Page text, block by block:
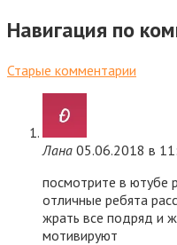
Навигация по
Старые комментарии
Лана 05.06.2018 в
посмотрите в ютубе
отличные ребята
жрать все подряд и
мотивируют